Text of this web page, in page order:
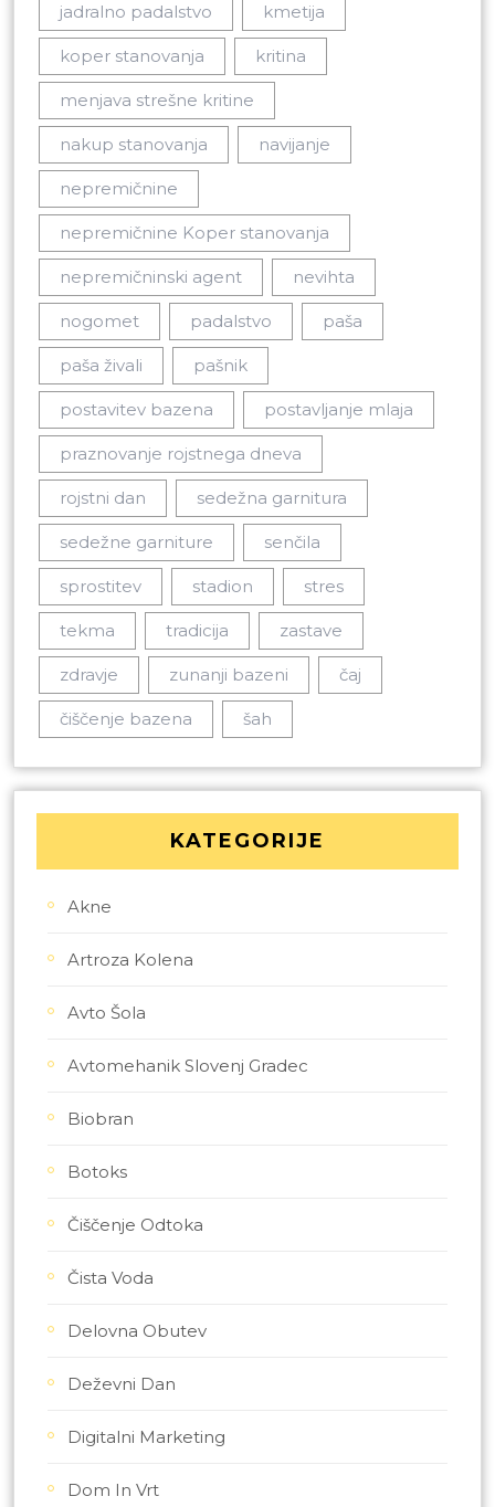
jadralno padalstvo kmetija
koper stanovanja kritina
menjava strešne kritine
nakup stanovanja navijanje
nepremičnine
nepremičnine Koper stanovanja
nepremičninski agent nevihta
nogomet padalstvo paša
paša živali pašnik
postavitev bazena postavljanje mlaja
praznovanje rojstnega dneva
rojstni dan sedežna garnitura
sedežne garniture senčila
sprostitev stadion stres
tekma tradicija zastave
zdravje zunanji bazeni čaj
čiščenje bazena šah
KATEGORIJE
Akne
Artroza Kolena
Avto Šola
Avtomehanik Slovenj Gradec
Biobran
Botoks
Čiščenje Odtoka
Čista Voda
Delovna Obutev
Deževni Dan
Digitalni Marketing
Dom In Vrt